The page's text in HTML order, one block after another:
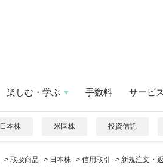
楽しむ・学ぶ 手数料 サービス
日本株 米国株 投資信託
> 取扱商品 > 日本株 > 信用取引 > 新規注文・